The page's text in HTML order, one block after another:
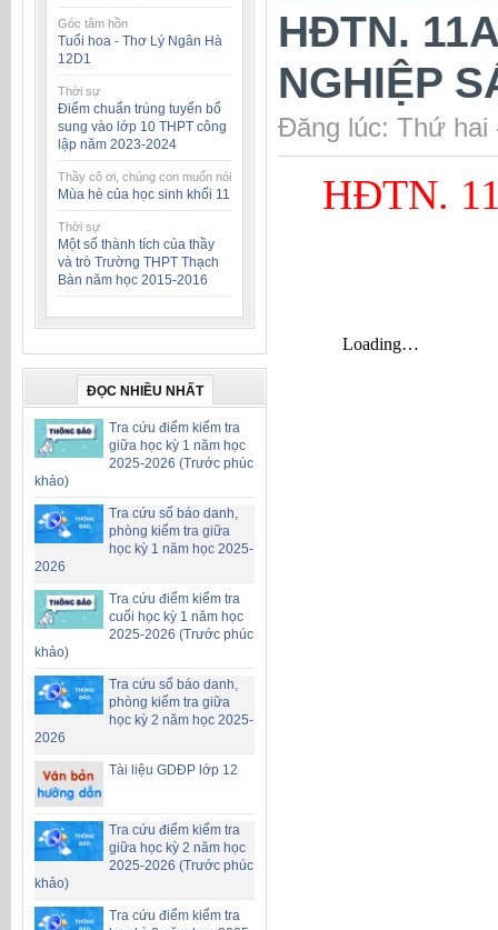
Góc tâm hồn
Tuổi hoa - Thơ Lý Ngân Hà
12D1
Thời sự
Điểm chuẩn trúng tuyển bổ
sung vào lớp 10 THPT công
lập năm 2023-2024
Thầy cô ơi, chúng con muốn nói
Mùa hè của học sinh khối 11
Thời sự
Một số thành tích của thầy
và trò Trường THPT Thạch
Bàn năm học 2015-2016
ĐỌC NHIỀU NHẤT
Tra cứu điểm kiểm tra
giữa học kỳ 1 năm học
2025-2026 (Trước phúc
khảo)
Tra cứu số báo danh,
phòng kiểm tra giữa
học kỳ 1 năm học 2025-
2026
Tra cứu điểm kiểm tra
cuối học kỳ 1 năm học
2025-2026 (Trước phúc
khảo)
Tra cứu số báo danh,
phòng kiểm tra giữa
học kỳ 2 năm học 2025-
2026
Tài liệu GDĐP lớp 12
Tra cứu điểm kiểm tra
giữa học kỳ 2 năm học
2025-2026 (Trước phúc
khảo)
Tra cứu điểm kiểm tra
HĐTN.
NGHIỆP
Đăng lúc: Thứ hai
HĐTN.